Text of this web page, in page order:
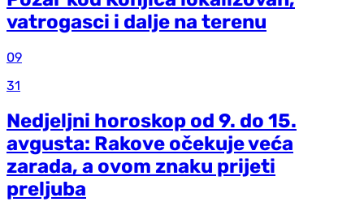
vatrogasci i dalje na terenu
09
31
Nedjeljni horoskop od 9. do 15.
avgusta: Rakove očekuje veća
zarada, a ovom znaku prijeti
preljuba